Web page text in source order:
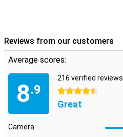
Reviews from our customers
Average scores:
8.9
216 verified reviews
4.5 stars
Great
Camera: